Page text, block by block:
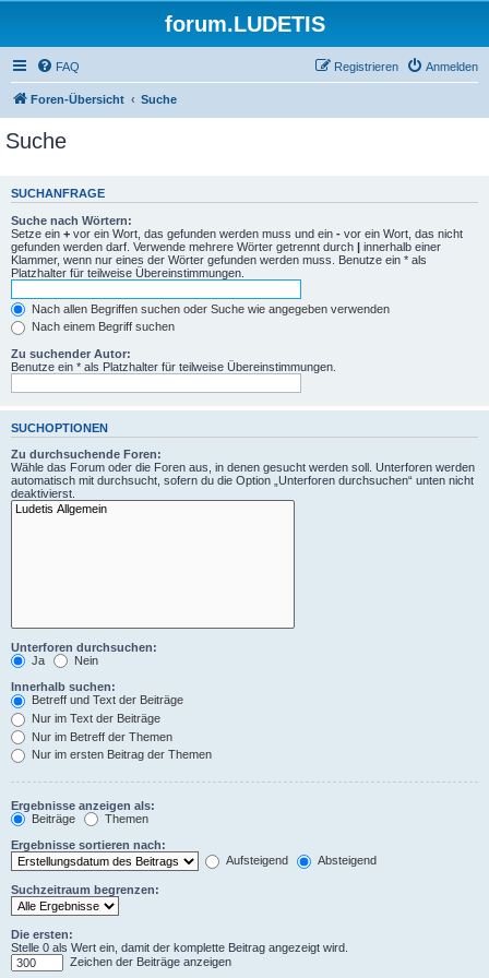
forum.LUDETIS
FAQ Anmelden
Registrieren
Foren-Übersicht Suche
Suche
SUCHANFRAGE
Suche nach Wörtern:
Setze ein + vor ein Wort, das gefunden werden muss und ein - vor ein Wort, das nicht
gefunden werden darf. Verwende mehrere Wörter getrennt durch | innerhalb einer
Klammer, wenn nur eines der Wörter gefunden werden muss. Benutze ein * als
Platzhalter für teilweise Übereinstimmungen.
Nach allen Begriffen suchen oder Suche wie angegeben verwenden
Nach einem Begriff suchen
Zu suchender Autor:
Benutze ein * als Platzhalter für teilweise Übereinstimmungen.
SUCHOPTIONEN
Zu durchsuchende Foren:
Wähle das Forum oder die Foren aus, in denen gesucht werden soll. Unterforen werden
automatisch mit durchsucht, sofern du die Option „Unterforen durchsuchen“ unten nicht
deaktivierst.
Unterforen durchsuchen:
Ja
Nein
Innerhalb suchen:
Betreff und Text der Beiträge
Nur im Text der Beiträge
Nur im Betreff der Themen
Nur im ersten Beitrag der Themen
Ergebnisse anzeigen als:
Beiträge
Themen
Ergebnisse sortieren nach:
Aufsteigend
Absteigend
Suchzeitraum begrenzen:
Die ersten:
Stelle 0 als Wert ein, damit der komplette Beitrag angezeigt wird.
Zeichen der Beiträge anzeigen